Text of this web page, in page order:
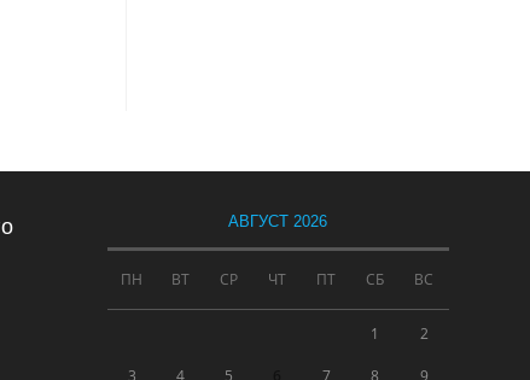
АВГУСТ 2026
ПН ВТ СР ЧТ ПТ СБ ВС
1 2
3 4 5 7 8 9